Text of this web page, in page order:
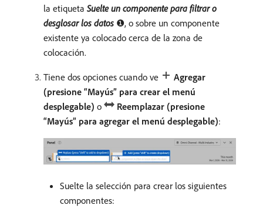
la etiqueta Suelte un componente para filtrar o
desglosar los datos ❶, o sobre un componente
existente ya colocado cerca de la zona de
colocación.
Tiene dos opciones cuando ve
Agregar
(presione “Mayús” para crear el menú
desplegable) o
Reemplazar (presione
“Mayús” para agregar el menú desplegable):
Suelte la selección para crear los siguientes
componentes: